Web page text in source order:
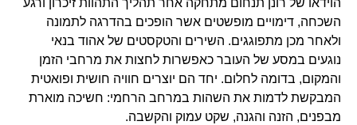
הוידאו של רונן תנחום מתחקה אחר תהליך התהוות זיכרון ורגע
השכחה, דימויים מופשטים אשר הופכים בהדרגה לתמונה
ולאחר מכן מתפוגגים. השירים והטקסטים של אהוד בנאי
נוגעים במסע של העובר כאפשרות לחצות את מרחבי הזמן
והמקום, בדומה לחלום. יחד הם יוצרים חוויה חושית ופואטית
המבקשת לדמות את השהות במרחב הרחמי: חשיכה מוארת
מבפנים, הזנה והגנה, שקט עמוק והקשבה.